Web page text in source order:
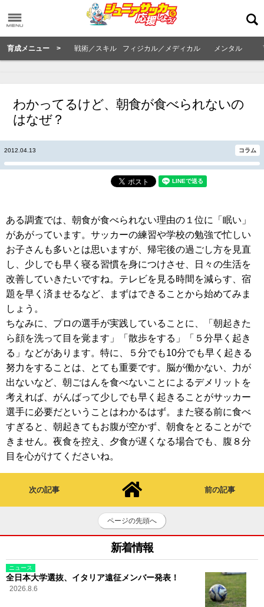
育成メニュー > 戦術／スキル フィジカル／メディカル メンタル
わかってるけど、朝食が食べられないの
はなぜ？
2012.04.13 コラム
ある調査では、朝食が食べられない理由の１位に「眠い」
があがっています。サッカーの練習や学校の勉強で忙しい
お子さんも多いとは思いますが、帰宅後の過ごし方を見直
し、少しでも早く寝る習慣を身につけさせ、日々の生活を
改善していきたいですね。テレビを見る時間を減らす、宿
題を早く済ませるなど、まずはできることから始めてみま
しょう。
ちなみに、プロの選手が実践していることに、「朝起きた
ら顔を洗って目を覚ます」「散歩をする」「５分早く起き
る」などがあります。特に、５分でも10分でも早く起きる
努力をすることは、とても重要です。脳が働かない、力が
出ないなど、朝ごはんを食べないことによるデメリットを
考えれば、がんばって少しでも早く起きることがサッカー
選手に必要だということはわかるはず。また寝る前に食べ
すぎると、朝起きてもお腹が空かず、朝食をとることがで
きません。夜食を控え、夕食が遅くなる場合でも、腹８分
目を心がけてくださいね。
次の記事 前の記事
ページの先頭へ
新着情報
ニュース
全日本大学選抜、イタリア遠征メンバー発表！
2026.8.6